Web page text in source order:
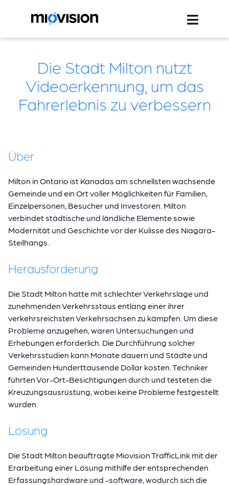
Die Stadt Milton nutzt
Videoerkennung, um das
Fahrerlebnis zu verbessern
Über
Milton in Ontario ist Kanadas am schnellsten wachsende
Gemeinde und ein Ort voller Möglichkeiten für Familien,
Einzelpersonen, Besucher und Investoren. Milton
verbindet städtische und ländliche Elemente sowie
Modernität und Geschichte vor der Kulisse des Niagara-
Steilhangs.
Herausforderung
Die Stadt Milton hatte mit schlechter Verkehrslage und
zunehmenden Verkehrsstaus entlang einer ihrer
verkehrsreichsten Verkehrsachsen zu kämpfen. Um diese
Probleme anzugehen, waren Untersuchungen und
Erhebungen erforderlich. Die Durchführung solcher
Verkehrsstudien kann Monate dauern und Städte und
Gemeinden Hunderttausende Dollar kosten. Techniker
führten Vor-Ort-Besichtigungen durch und testeten die
Kreuzungsausrüstung, wobei keine Probleme festgestellt
wurden.
Lösung
Die Stadt Milton beauftragte Miovision TrafficLink mit der
Erarbeitung einer Lösung mithilfe der entsprechenden
Erfassungshardware und -software, wodurch sich die